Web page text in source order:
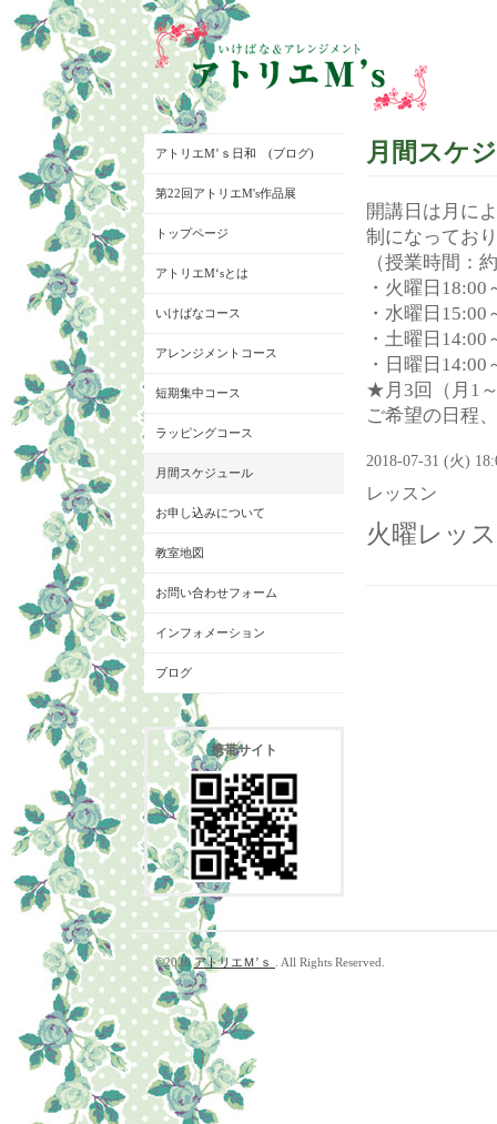
月間スケ
開講日は月に
制になってお
（授業時間：
・火曜日18:00
・水曜日15:00
・土曜日14:00
・日曜日14:00
★月3回（月1
ご希望の日程
2018-07-31 (火)
レッスン
火曜レッ
アトリエM’ｓ日和 (ブログ)
第22回アトリエM's作品展
トップページ
アトリエM‘sとは
いけばなコース
アレンジメントコース
短期集中コース
ラッピングコース
月間スケジュール
お申し込みについて
教室地図
お問い合わせフォーム
インフォメーション
ブログ
携帯サイト
©2026アトリエＭ’ｓ . All Rights Reserved.